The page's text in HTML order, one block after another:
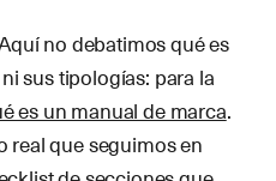
no debatimos qué es
sus tipologías: para la
es un manual de marca.
real que seguimos en